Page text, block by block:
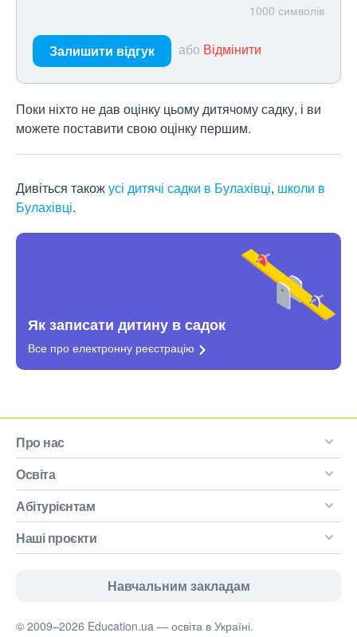
1000 символів
Залишити відгук або Відмінити
Поки ніхто не дав оцінку цьому дитячому садку, і ви
можете поставити свою оцінку першим.
Дивіться такожусі дитячі садки в Булахівці, школи в
Булахівці.
Як записати дитину в садок
Все про електронну реєстрацію
Про нас
Освіта
Абітурієнтам
Наші проєкти
Навчальним закладам
© 2009–2026 Education.ua — освіта в Україні.